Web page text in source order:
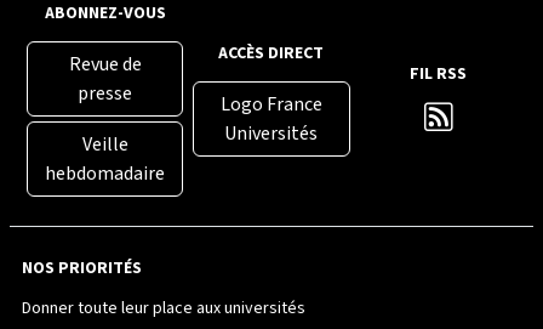
ABONNEZ-VOUS
Revue de
presse
Veille
hebdomadaire
ACCÈS DIRECT
Logo France
Universités
FIL RSS
NOS PRIORITÉS
Donner toute leur place aux universités